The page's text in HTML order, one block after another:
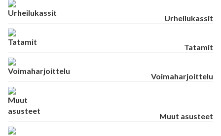
Urheilukassit
Tatamit
Voimaharjoittelu
Muut asusteet